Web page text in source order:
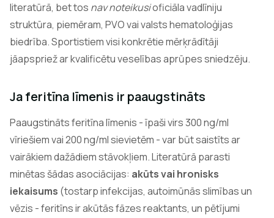
literatūrā, bet tos nav noteikusioficiāla vadlīniju
struktūra, piemēram, PVO vai valsts hematoloģijas
biedrība. Sportistiem visi konkrētie mērķrādītāji
jāapspriež ar kvalificētu veselības aprūpes sniedzēju.
Ja feritīna līmenis ir paaugstināts
Paaugstināts feritīna līmenis - īpaši virs 300 ng/ml
vīriešiem vai 200 ng/ml sievietēm - var būt saistīts ar
vairākiem dažādiem stāvokļiem. Literatūrā parasti
minētas šādas asociācijas: akūts vai hronisks
iekaisums (tostarp infekcijas, autoimūnās slimības un
vēzis - feritīns ir akūtās fāzes reaktants, un pētījumi